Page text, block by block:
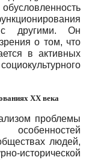
с другими. Он
о том, что
в активных
XX века
проблемы
людей,
исторической